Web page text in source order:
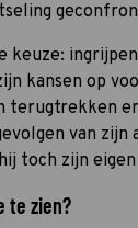
keuze:
kansen op
terugtrekken
van zijn
toch zijn eigen
te zien?